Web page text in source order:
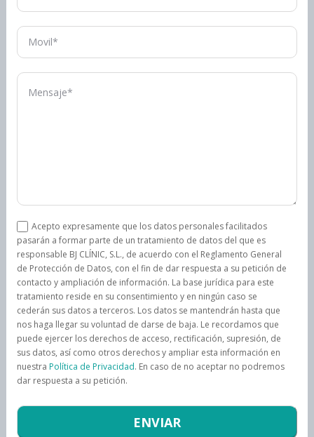
Acepto expresamente que los datos personales facilitados
pasarán a formar parte de un tratamiento de datos del que es
responsable BJ CLÍNIC, S.L., de acuerdo con el Reglamento General
de Protección de Datos, con el fin de dar respuesta a su petición de
contacto y ampliación de información. La base jurídica para este
tratamiento reside en su consentimiento y en ningún caso se
cederán sus datos a terceros. Los datos se mantendrán hasta que
nos haga llegar su voluntad de darse de baja. Le recordamos que
puede ejercer los derechos de acceso, rectificación, supresión, de
sus datos, así como otros derechos y ampliar esta información en
nuestra Política de Privacidad. En caso de no aceptar no podremos
dar respuesta a su petición.